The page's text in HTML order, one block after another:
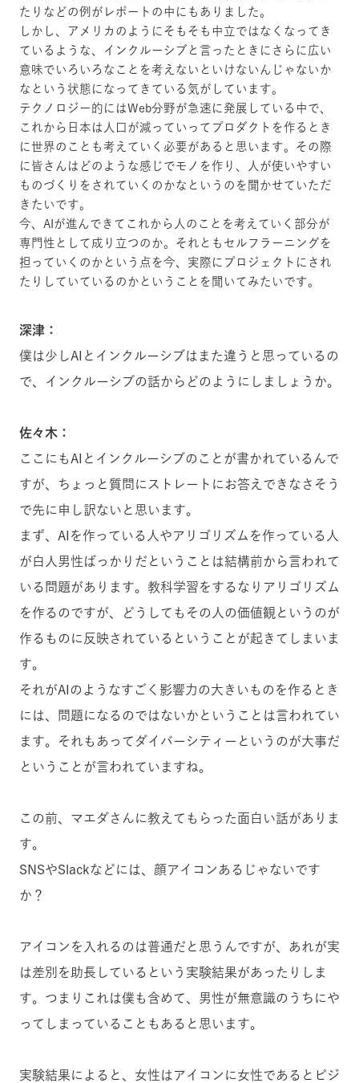
たりなどの例がレポートの中にもありました。
しかし、アメリカのようにそもそも中立ではなくなってき
ているような、インクルーシブと言ったときにさらに広い
意味でいろいろなことを考えないといけないんじゃないか
なという状態になってきている気がしています。
テクノロジー的にはWeb分野が急速に発展している中で、
これから日本は人口が減っていってプロダクトを作るとき
に世界のことも考えていく必要があると思います。その際
に皆さんはどのような感じでモノを作り、人が使いやすい
ものづくりをされていくのかなというのを聞かせていただ
きたいです。
今、AIが進んできてこれから人のことを考えていく部分が
専門性として成り立つのか。それともセルフラーニングを
担っていくのかという点を今、実際にプロジェクトにされ
たりしていているのかということを聞いてみたいです。
深津：
僕は少しAIとインクルーシブはまた違うと思っているの
で、インクルーシブの話からどのようにしましょうか。
佐々木：
ここにもAIとインクルーシブのことが書かれているんで
すが、ちょっと質問にストレートにお答えできなさそう
で先に申し訳ないと思います。
まず、AIを作っている人やアリゴリズムを作っている人
が白人男性ばっかりだということは結構前から言われて
いる問題があります。教科学習をするなりアリゴリズム
を作るのですが、どうしてもその人の価値観というのが
作るものに反映されているということが起きてしまいま
す。
それがAIのようなすごく影響力の大きいものを作るとき
には、問題になるのではないかということは言われてい
ます。それもあってダイバーシティーというのが大事だ
ということが言われていますね。
この前、マエダさんに教えてもらった面白い話がありま
す。
SNSやSlackなどには、顔アイコンあるじゃないです
か？
アイコンを入れるのは普通だと思うんですが、あれが実
は差別を助長しているという実験結果があったりしま
す。つまりこれは僕も含めて、男性が無意識のうちにや
ってしまっていることもあると思います。
実験結果によると、女性はアイコンに女性であるとビジ